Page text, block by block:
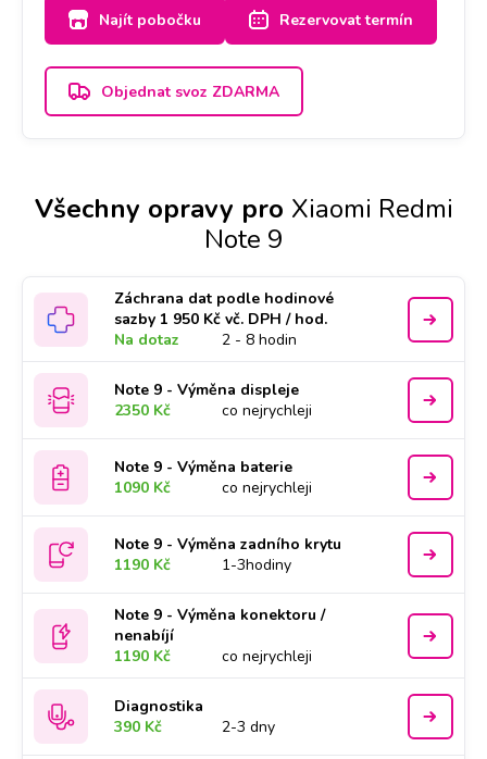
Najít pobočku Rezervovat termín
Objednat svoz ZDARMA
Všechny opravy pro Xiaomi Redmi
Note 9
Záchrana dat podle hodinové
sazby 1 950 Kč vč. DPH / hod.
Na dotaz
2 - 8 hodin
Note 9 - Výměna displeje
2350 Kč
co nejrychleji
Note 9 - Výměna baterie
1090 Kč
co nejrychleji
Note 9 - Výměna zadního krytu
1190 Kč
1-3hodiny
Note 9 - Výměna konektoru /
nenabíjí
1190 Kč
co nejrychleji
Diagnostika
390 Kč
2-3 dny